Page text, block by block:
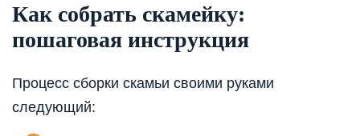
Как собрать скамейку:
пошаговая инструкция
Процесс сборки скамьи своими руками
следующий: